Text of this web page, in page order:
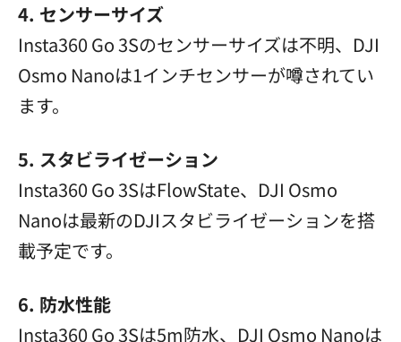
4. センサーサイズ
Insta360 Go 3Sのセンサーサイズは不明、DJI
Osmo Nanoは1インチセンサーが噂されてい
ます。
5. スタビライゼーション
Insta360 Go 3SはFlowState、DJI Osmo
Nanoは最新のDJIスタビライゼーションを搭
載予定です。
6. 防水性能
Insta360 Go 3Sは5m防水、DJI Osmo Nanoは